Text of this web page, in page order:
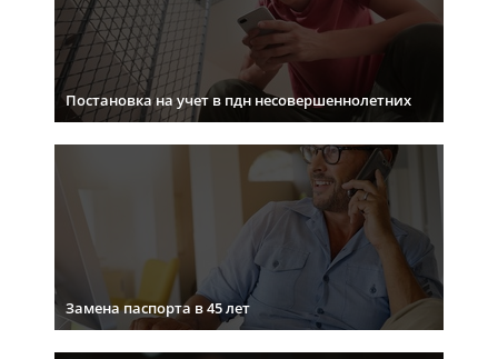
Постановка на учет в пдн несовершеннолетних
Замена паспорта в 45 лет